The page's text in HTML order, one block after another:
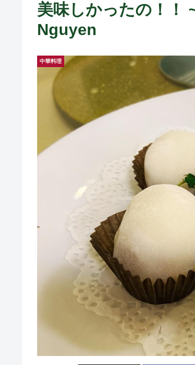
美味しかったの！！
Nguyen
中華料理